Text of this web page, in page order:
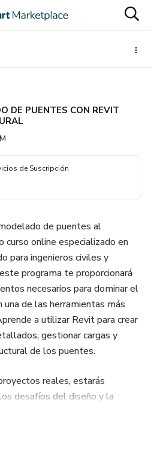
DE PUENTES CON REVIT
de Suscripción
de puentes al
curso online especializado en
para ingenieros civiles y
programa te proporcionará
necesarios para dominar el
de las herramientas más
a utilizar Revit para crear
gestionar cargas y
de los puentes.
reales, estarás
desafíos del diseño y la
en el modelado de puentes